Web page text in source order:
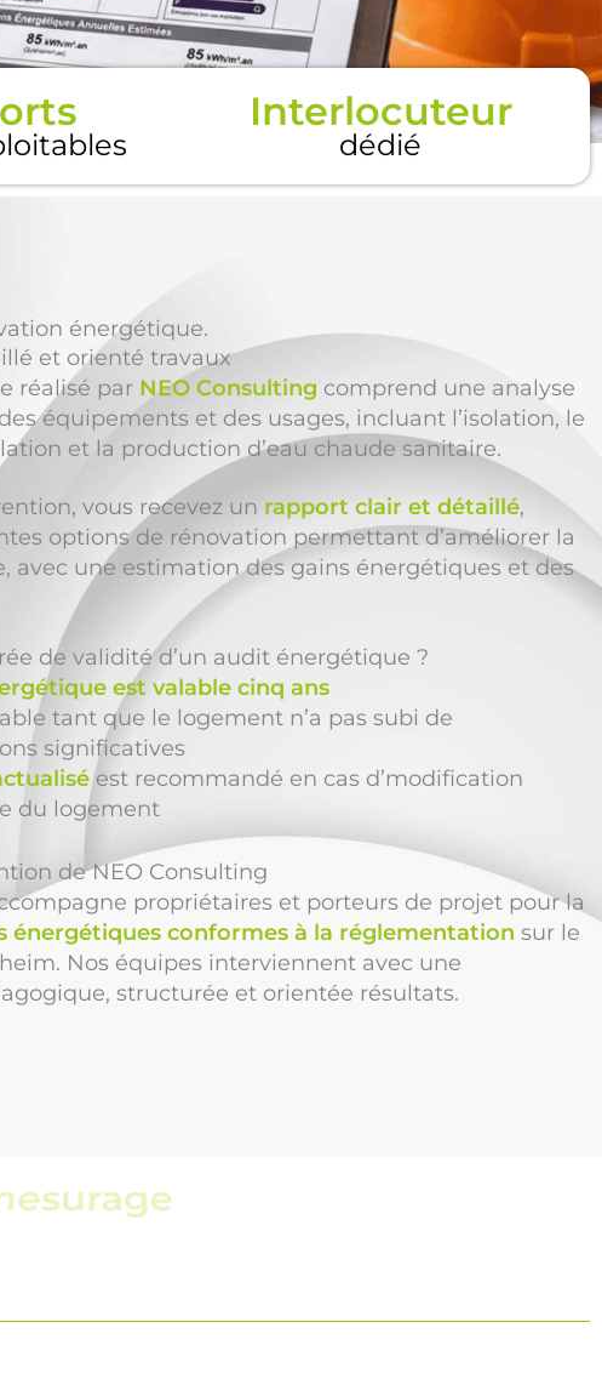
Interlocuteur
dédié
énergétique.
et orienté travaux
réalisé par NEO Consulting comprend une analyse
équipements et des usages, incluant l’isolation, le
et la production d’eau chaude sanitaire.
vous recevez un rapport clair et détaillé,
options de rénovation permettant d’améliorer la
avec une estimation des gains énergétiques et des
de validité d’un audit énergétique ?
est valable cinq ans
tant que le logement n’a pas subi de
significatives
est recommandé en cas d’modification
du logement
de NEO Consulting
propriétaires et porteurs de projet pour la
énergétiques conformes à la réglementation sur le
Nos équipes interviennent avec une
structurée et orientée résultats.
et réactive